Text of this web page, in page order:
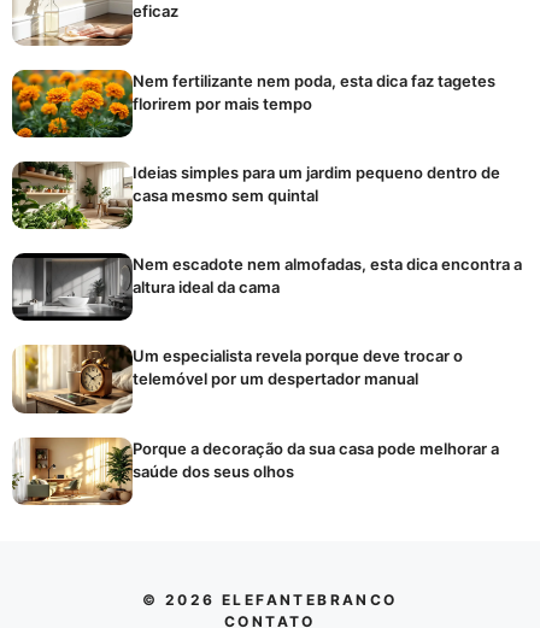
eficaz
Nem fertilizante nem poda, esta dica faz tagetes
florirem por mais tempo
Ideias simples para um jardim pequeno dentro de
casa mesmo sem quintal
Nem escadote nem almofadas, esta dica encontra a
altura ideal da cama
Um especialista revela porque deve trocar o
telemóvel por um despertador manual
Porque a decoração da sua casa pode melhorar a
saúde dos seus olhos
© 2026 ELEFANTEBRANCO
CONTATO